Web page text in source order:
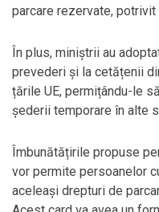
parcare rezervate, potrivit
În plus, miniștrii au
prevederi și la cetățenii
țările UE, permițându-le
șederii temporare în alte
Îmbunătățirile propuse
vor permite persoanelor
aceleași drepturi de